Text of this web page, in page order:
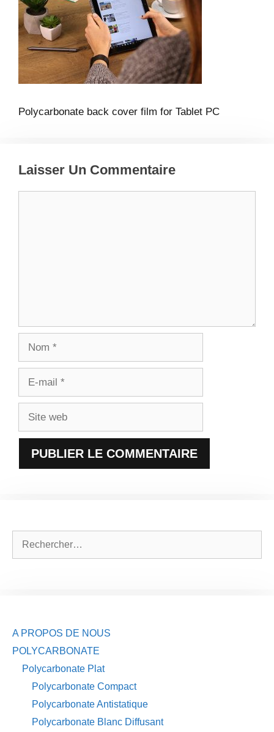
Polycarbonate back cover film for Tablet PC
Laisser Un Commentaire
A PROPOS DE NOUS
POLYCARBONATE
Polycarbonate Plat
Polycarbonate Compact
Polycarbonate Antistatique
Polycarbonate Blanc Diffusant